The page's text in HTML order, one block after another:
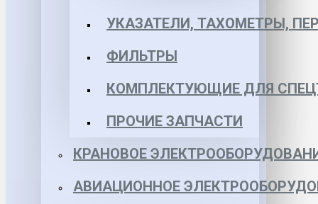
УКАЗАТЕЛИ, ТАХОМЕТРЫ,
ФИЛЬТРЫ
КОМПЛЕКТУЮЩИЕ ДЛЯ
ПРОЧИЕ ЗАПЧАСТИ
КРАНОВОЕ
АВИАЦИОННОЕ